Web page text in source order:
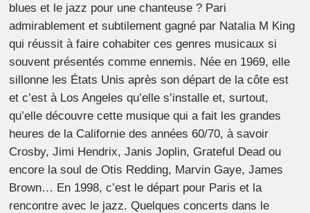
blues et le jazz pour une chanteuse ? Pari
admirablement et subtilement gagné par Natalia M King
qui réussit à faire cohabiter ces genres musicaux si
souvent présentés comme ennemis. Née en 1969, elle
sillonne les États Unis après son départ de la côte est
et c’est à Los Angeles qu’elle s’installe et, surtout,
qu’elle découvre cette musique qui a fait les grandes
heures de la Californie des années 60/70, à savoir
Crosby, Jimi Hendrix, Janis Joplin, Grateful Dead ou
encore la soul de Otis Redding, Marvin Gaye, James
Brown… En 1998, c’est le départ pour Paris et la
rencontre avec le jazz. Quelques concerts dans le